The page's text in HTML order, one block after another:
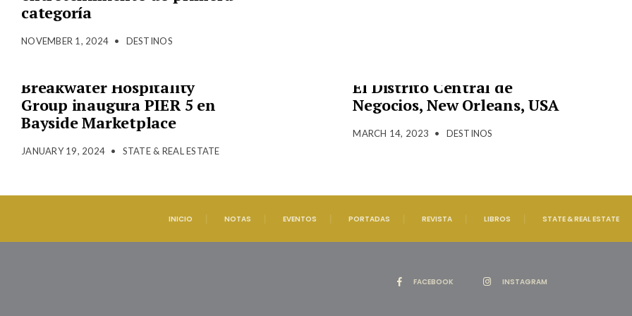
categoría
NOVEMBER 1, 2024 • DESTINOS
Breakwater Hospitality
Group inaugura PIER 5 en
Bayside Marketplace
JANUARY 19, 2024 • STATE & REAL ESTATE
El Distrito Central de
Negocios, New Orleans, USA
MARCH 14, 2023 • DESTINOS
INICIO NOTAS EVENTOS PORTADAS REVISTA LIBROS STATE & REAL ESTATE
FACEBOOK INSTAGRAM